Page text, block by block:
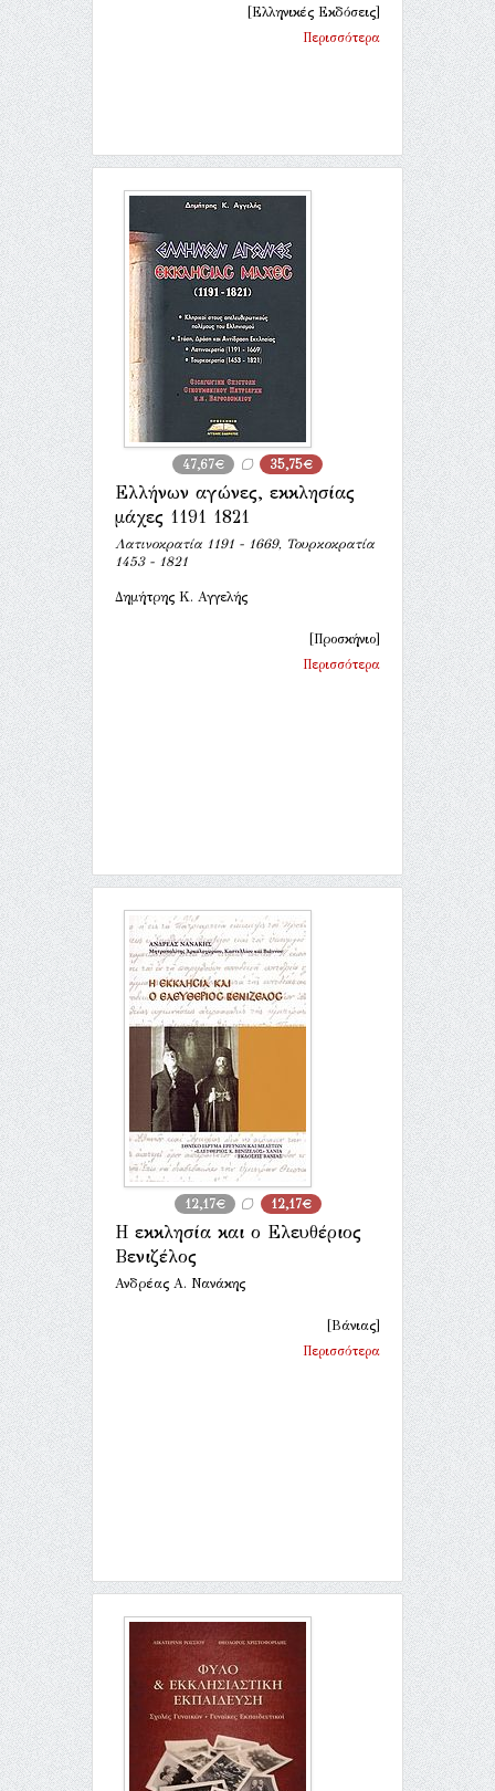
[Ελληνικές Εκδόσεις]
Περισσότερα
47,67€ 35,75€
Ελλήνων αγώνες, εκκλησίας
μάχες 1191 1821
Λατινοκρατία 1191 - 1669, Τουρκοκρατία
1453 - 1821
Δημήτρης Κ. Αγγελής
[Προσκήνιο]
Περισσότερα
12,17€ 12,17€
Η εκκλησία και ο Ελευθέριος
Βενιζέλος
Ανδρέας Α. Νανάκης
[Βάνιας]
Περισσότερα